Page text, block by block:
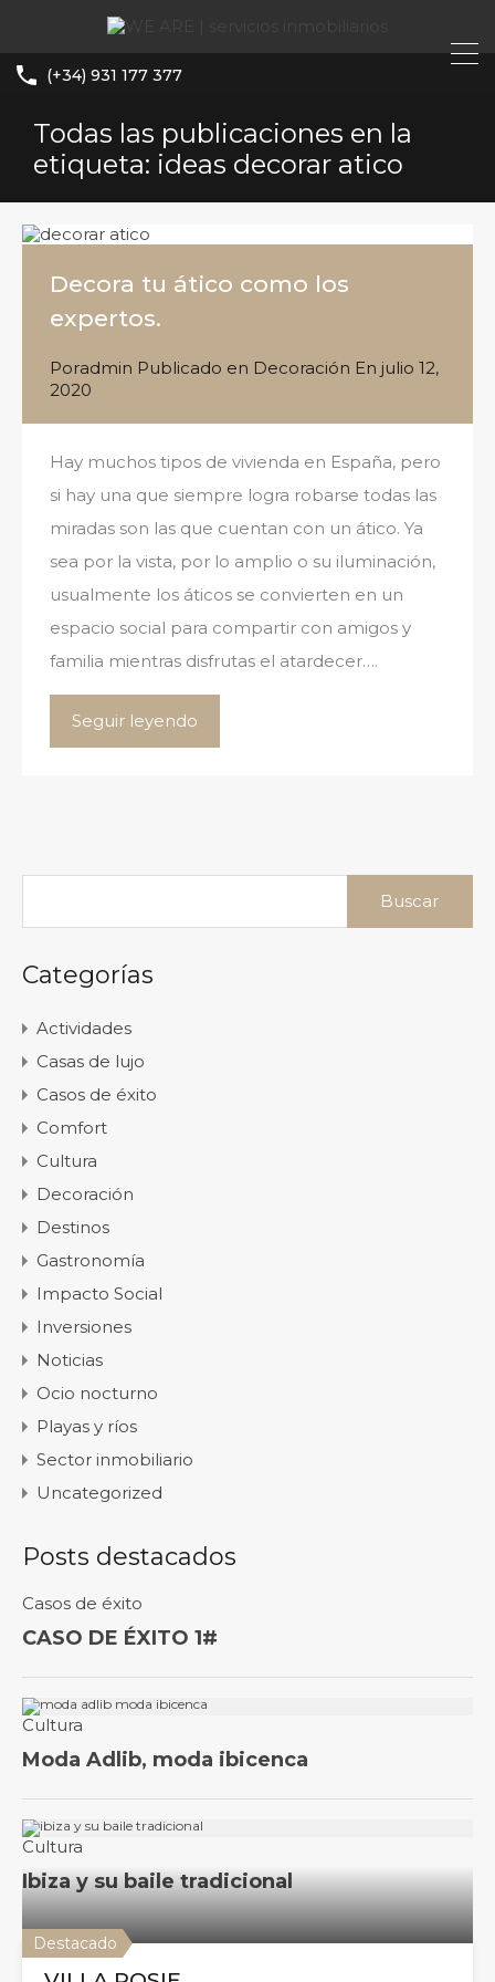
(+34) 931 177 377
Todas las publicaciones en la
etiqueta: ideas decorar atico
Decora tu ático como los
expertos.
Poradmin Publicado en Decoración En julio 12,
2020
Hay muchos tipos de vivienda en España, pero
si hay una que siempre logra robarse todas las
miradas son las que cuentan con un ático. Ya
sea por la vista, por lo amplio o su iluminación,
usualmente los áticos se convierten en un
espacio social para compartir con amigos y
familia mientras disfrutas el atardecer….
Seguir leyendo
Buscar:
Categorías
Actividades
Casas de lujo
Casos de éxito
Comfort
Cultura
Decoración
Destinos
Gastronomía
Impacto Social
Inversiones
Noticias
Ocio nocturno
Playas y ríos
Sector inmobiliario
Uncategorized
Posts destacados
Destacado